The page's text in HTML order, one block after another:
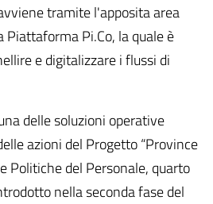
tramite l'apposita area
Piattaforma Pi.Co, la quale è
e digitalizzare i flussi di
delle soluzioni operative
azioni del Progetto “Province
Politiche del Personale, quarto
nella seconda fase del